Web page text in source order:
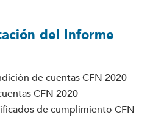
del Informe
de cuentas CFN 2020
CFN 2020
de cumplimiento CFN